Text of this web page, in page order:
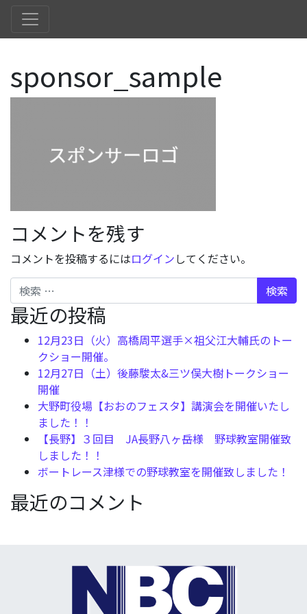
sponsor_sample
コメントを残す
コメントを投稿するにはログインしてください。
検索
最近の投稿
12月23日（火）高橋周平選手×祖父江大輔氏のトー
クショー開催。
12月27日（土）後藤駿太&三ツ俣大樹トークショー
開催
大野町役場【おおのフェスタ】講演会を開催いたし
ました！！
【長野】３回目 JA長野八ヶ岳様 野球教室開催致
しました！！
ボートレース津様での野球教室を開催致しました！
最近のコメント